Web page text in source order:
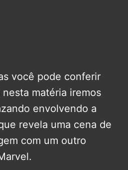
você pode conferir
nesta matéria iremos
envolvendo a
revela uma cena de
com um outro